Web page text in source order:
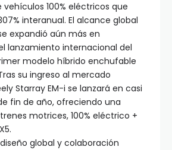
100% eléctricos que
interanual. El alcance global
expandió aún más en
lanzamiento internacional del
modelo híbrido enchufable
su ingreso al mercado
Starray EM-i se lanzará en casi
fin de año, ofreciendo una
motrices, 100% eléctrico +
global y colaboración